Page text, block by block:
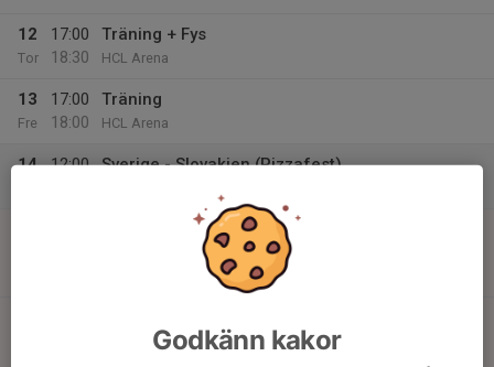
12
Tor
17:00
18:30
Träning + Fys
HCL Arena
13
Fre
17:00
18:00
Träning
HCL Arena
14
12:00
Sverige - Slovakien (Pizzafest)
Match mot Viggbyholms IK röd
U12P Grupp 2Godkänn kakor